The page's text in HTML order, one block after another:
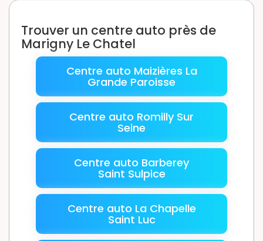
Trouver un centre auto près de
Marigny Le Chatel
Centre auto Maizières La
Grande Paroisse
Centre auto Romilly Sur
Seine
Centre auto Barberey
Saint Sulpice
Centre auto La Chapelle
Saint Luc